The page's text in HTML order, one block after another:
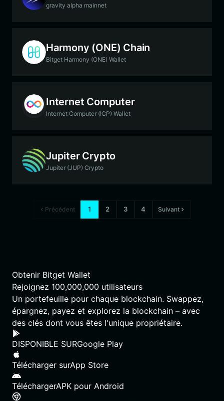
gravity alpha mainnet
Harmony (ONE) Chain
Bitget Harmony (ONE) Wallet
Internet Computer
Internet Computer (ICP) Wallet
Jupiter Crypto
Jupiter (JUP) Crypto
Précédent 1 2 3 4 Suivant
Obtenir Bitget Wallet
Rejoignez 100,000,000 utilisateurs
Un portefeuille pour chaque blockchain. Swappez,
épargnez, payez et explorez la blockchain – avec
des clés dont vous êtes l'unique propriétaire.
DISPONIBLE SURGoogle Play
Télécharger surApp Store
TéléchargerAPK pour Android